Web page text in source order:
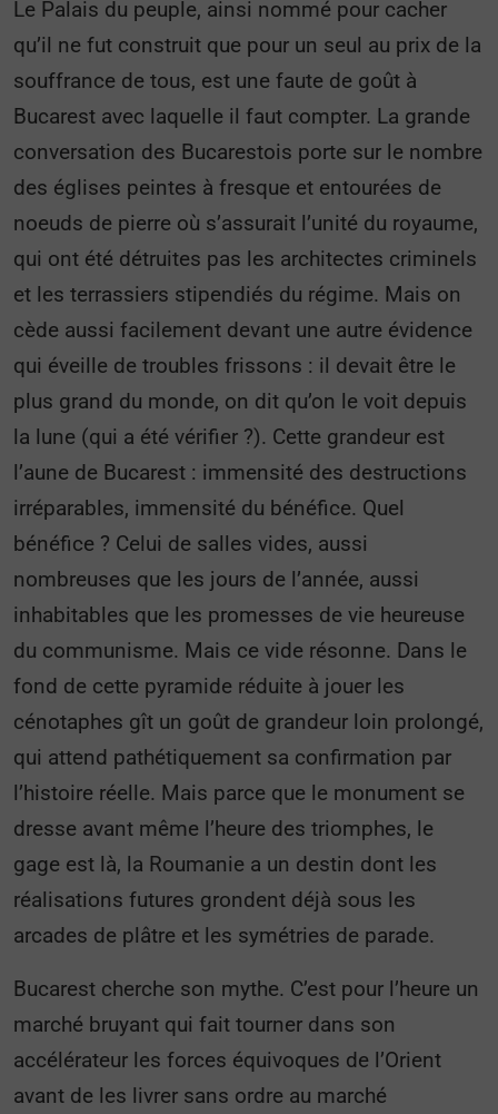
Le Palais du peuple, ainsi nommé pour cacher
qu’il ne fut construit que pour un seul au prix de la
souffrance de tous, est une faute de goût à
Bucarest avec laquelle il faut compter. La grande
conversation des Bucarestois porte sur le nombre
des églises peintes à fresque et entourées de
noeuds de pierre où s’assurait l’unité du royaume,
qui ont été détruites pas les architectes criminels
et les terrassiers stipendiés du régime. Mais on
cède aussi facilement devant une autre évidence
qui éveille de troubles frissons : il devait être le
plus grand du monde, on dit qu’on le voit depuis
la lune (qui a été vérifier ?). Cette grandeur est
l’aune de Bucarest : immensité des destructions
irréparables, immensité du bénéfice. Quel
bénéfice ? Celui de salles vides, aussi
nombreuses que les jours de l’année, aussi
inhabitables que les promesses de vie heureuse
du communisme. Mais ce vide résonne. Dans le
fond de cette pyramide réduite à jouer les
cénotaphes gît un goût de grandeur loin prolongé,
qui attend pathétiquement sa confirmation par
l’histoire réelle. Mais parce que le monument se
dresse avant même l’heure des triomphes, le
gage est là, la Roumanie a un destin dont les
réalisations futures grondent déjà sous les
arcades de plâtre et les symétries de parade.
Bucarest cherche son mythe. C’est pour l’heure un
marché bruyant qui fait tourner dans son
accélérateur les forces équivoques de l’Orient
avant de les livrer sans ordre au marché